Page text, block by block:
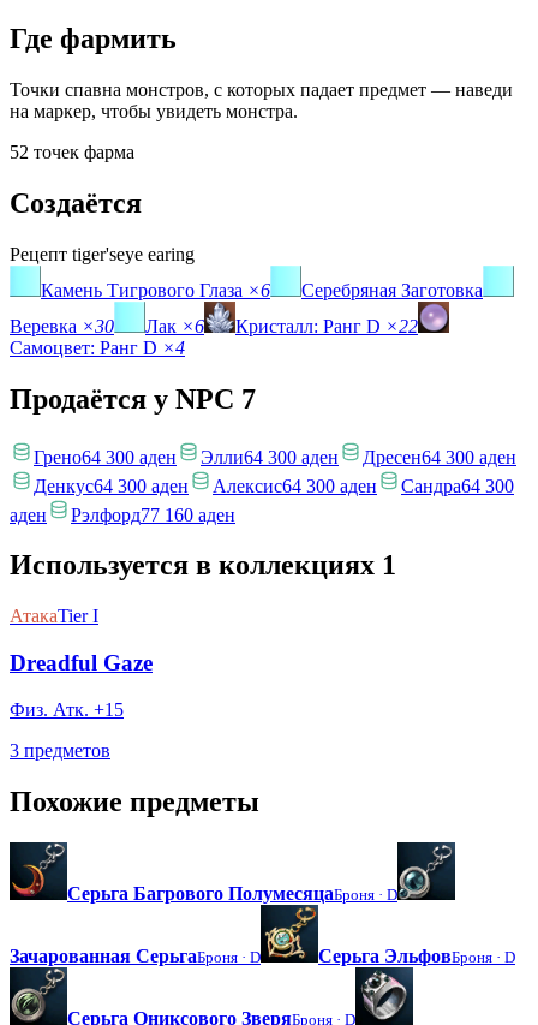
Где фармить
Точки спавна монстров, с которых падает предмет — наведи
на маркер, чтобы увидеть монстра.
52 точек фарма
Создаётся
Рецепт tiger'seye earing
Камень Тигрового Глаза ×6
Серебряная Заготовка
Веревка ×30 Лак ×6 Кристалл: Ранг D ×22
Самоцвет: Ранг D ×4
Продаётся у NPC 7
Грено64 300 аден Элли64 300 аден Дресен64 300 аден
Денкус64 300 аден Алексис64 300 аден Сандра64 300
аден
Рэлфорд77 160 аден
Используется в коллекциях 1
АтакаTier I
Dreadful Gaze
Физ. Атк. +15
3 предметов
Похожие предметы
Серьга Багрового ПолумесяцаБроня · D
Зачарованная СерьгаБроня · D Серьга ЭльфовБроня · D
Серьга Ониксового ЗверяБроня · D